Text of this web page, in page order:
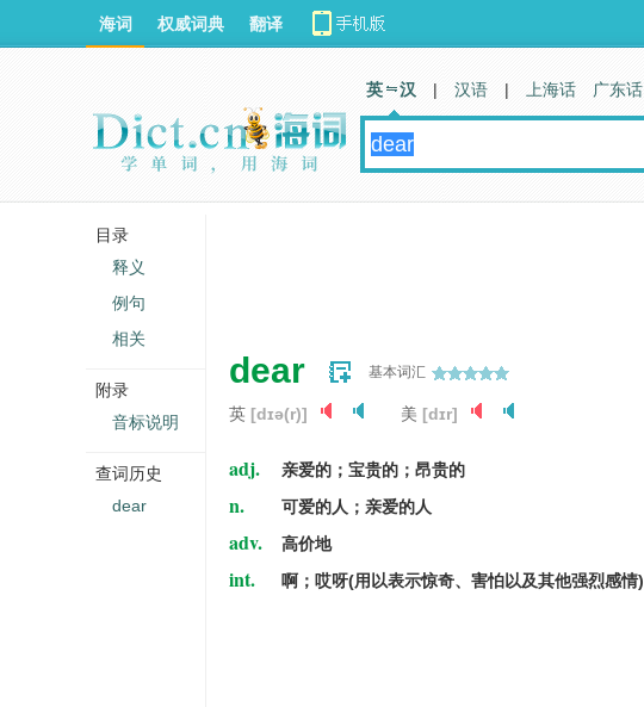
dear 基本词汇
英 [dɪə(r)] 美 [dɪr]
adj. 亲爱的；宝贵的；昂贵的
n. 可爱的人；亲爱的人
adv. 高价地
int. 啊；哎呀(用以表示惊奇、害怕以及其他强烈感情)
海词 权威词典 翻译
英 汉 | 汉语 | 上海话 广东话
目录
释义
例句
相关
附录
音标说明
查词历史
dear